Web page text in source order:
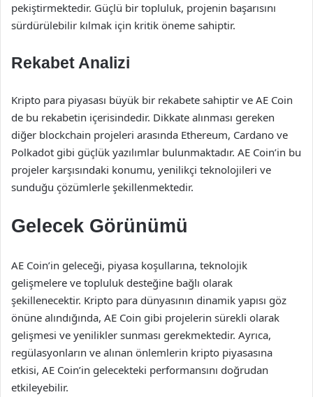
pekiştirmektedir. Güçlü bir topluluk, projenin başarısını
sürdürülebilir kılmak için kritik öneme sahiptir.
Rekabet Analizi
Kripto para piyasası büyük bir rekabete sahiptir ve AE Coin
de bu rekabetin içerisindedir. Dikkate alınması gereken
diğer blockchain projeleri arasında Ethereum, Cardano ve
Polkadot gibi güçlük yazılımlar bulunmaktadır. AE Coin’in bu
projeler karşısındaki konumu, yenilikçi teknolojileri ve
sunduğu çözümlerle şekillenmektedir.
Gelecek Görünümü
AE Coin’in geleceği, piyasa koşullarına, teknolojik
gelişmelere ve topluluk desteğine bağlı olarak
şekillenecektir. Kripto para dünyasının dinamik yapısı göz
önüne alındığında, AE Coin gibi projelerin sürekli olarak
gelişmesi ve yenilikler sunması gerekmektedir. Ayrıca,
regülasyonların ve alınan önlemlerin kripto piyasasına
etkisi, AE Coin’in gelecekteki performansını doğrudan
etkileyebilir.